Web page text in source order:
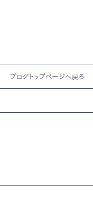
ブログトップページへ戻る